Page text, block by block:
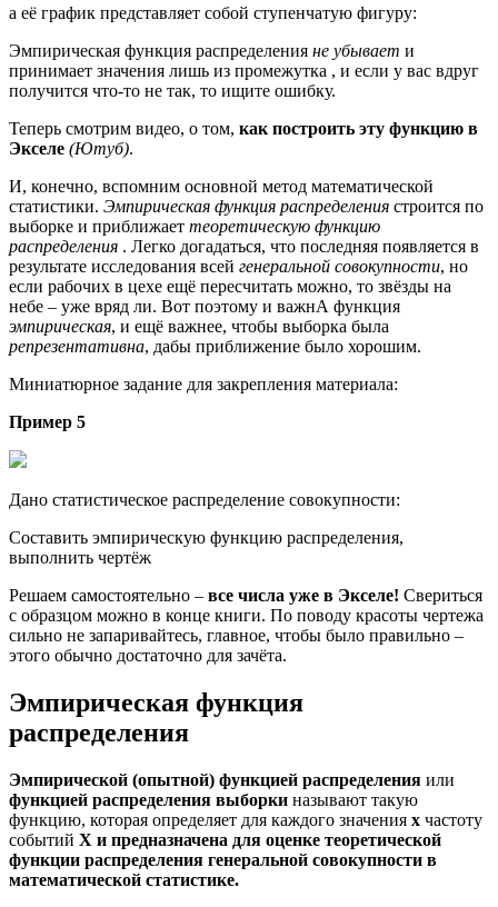
а её график представляет собой ступенчатую фигуру:
Эмпирическая функция распределения не убывает и
принимает значения лишь из промежутка , и если у вас вдруг
получится что-то не так, то ищите ошибку.
Теперь смотрим видео, о том, как построить эту функцию в
Экселе (Ютуб).
И, конечно, вспомним основной метод математической
статистики. Эмпирическая функция распределения строится по
выборке и приближает теоретическую функцию
распределения . Легко догадаться, что последняя появляется в
результате исследования всей генеральной совокупности, но
если рабочих в цехе ещё пересчитать можно, то звёзды на
небе – уже вряд ли. Вот поэтому и важнА функция
эмпирическая, и ещё важнее, чтобы выборка была
репрезентативна, дабы приближение было хорошим.
Миниатюрное задание для закрепления материала:
Пример 5
Дано статистическое распределение совокупности:
Составить эмпирическую функцию распределения,
выполнить чертёж
Решаем самостоятельно – все числа уже в Экселе! Свериться
с образцом можно в конце книги. По поводу красоты чертежа
сильно не запаривайтесь, главное, чтобы было правильно –
этого обычно достаточно для зачёта.
Эмпирическая функция
распределения
Эмпирической (опытной) функцией распределения или
функцией распределения выборки называют такую
функцию, которая определяет для каждого значения x частоту
событий X и предназначена для оценке теоретической
функции распределения генеральной совокупности в
математической статистике.